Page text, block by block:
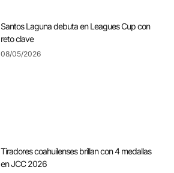
Santos Laguna debuta en Leagues Cup con
reto clave
08/05/2026
Tiradores coahuilenses brillan con 4 medallas
en JCC 2026